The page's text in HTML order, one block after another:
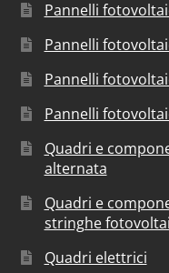
Pannelli
Pannelli
Pannelli
Pannelli
Quadri e
alternata
Quadri e
stringhe
Quadri elettrici